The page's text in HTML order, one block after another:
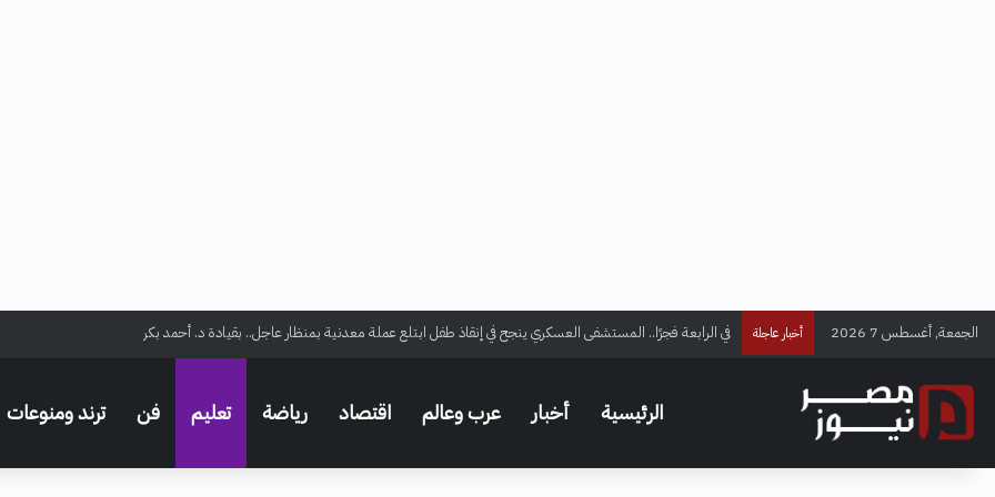
الجمعة, أغسطس 7 2026 أخبار عاجلة في الرابعة فجرًا.. المستشفى العسكري ينجح في إنقاذ طفل ابتلع عملة معدنية بمنظار عاجل.. بقيادة د. أحمد بكر
الرئيسية أخبار عرب وعالم اقتصاد رياضة تعليم فن ترند ومنوعات